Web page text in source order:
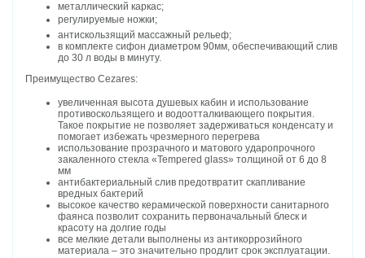
металлический каркас;
регулируемые ножки;
антискользящий массажный рельеф;
в комплекте сифон диаметром 90мм, обеспечивающий слив
до 30 л воды в минуту.
Преимущество Cezares:
увеличенная высота душевых кабин и использование
противоскользящего и водоотталкивающего покрытия.
Такое покрытие не позволяет задерживаться конденсату и
помогает избежать чрезмерного перегрева
использование прозрачного и матового ударопрочного
закаленного стекла «Tempered glass» толщиной от 6 до 8
мм
антибактериальный слив предотвратит скапливание
вредных бактерий
высокое качество керамической поверхности санитарного
фаянса позволит сохранить первоначальный блеск и
красоту на долгие годы
все мелкие детали выполнены из антикоррозийного
материала – это значительно продлит срок эксплуатации.